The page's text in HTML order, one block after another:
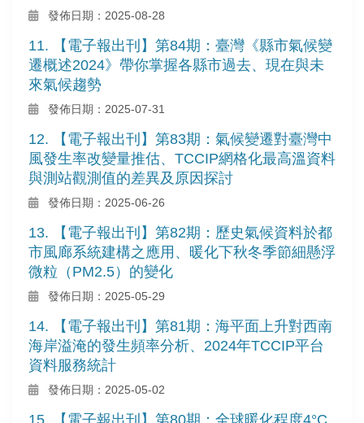
發佈日期：2025-08-28
11. 【電子報出刊】第84期：臺灣《縣市氣候變
遷概述2024》帶你掌握各縣市過去、現在與未
來氣候趨勢
發佈日期：2025-07-31
12. 【電子報出刊】第83期：氣候變遷對臺灣中
風發生率改變量推估、TCCIP網格化最高溫資料
與測站觀測值的差異及原因探討
發佈日期：2025-06-26
13. 【電子報出刊】第82期：歷史氣候資料於都
市風廊系統建構之應用、暖化下秋冬季節細懸浮
微粒（PM2.5）的變化
發佈日期：2025-05-29
14. 【電子報出刊】第81期：海平面上升對西南
海岸溢淹的發生頻率分析、2024年TCCIP平台
資料服務統計
發佈日期：2025-05-02
15. 【電子報出刊】第80期：全球暖化程度4°C